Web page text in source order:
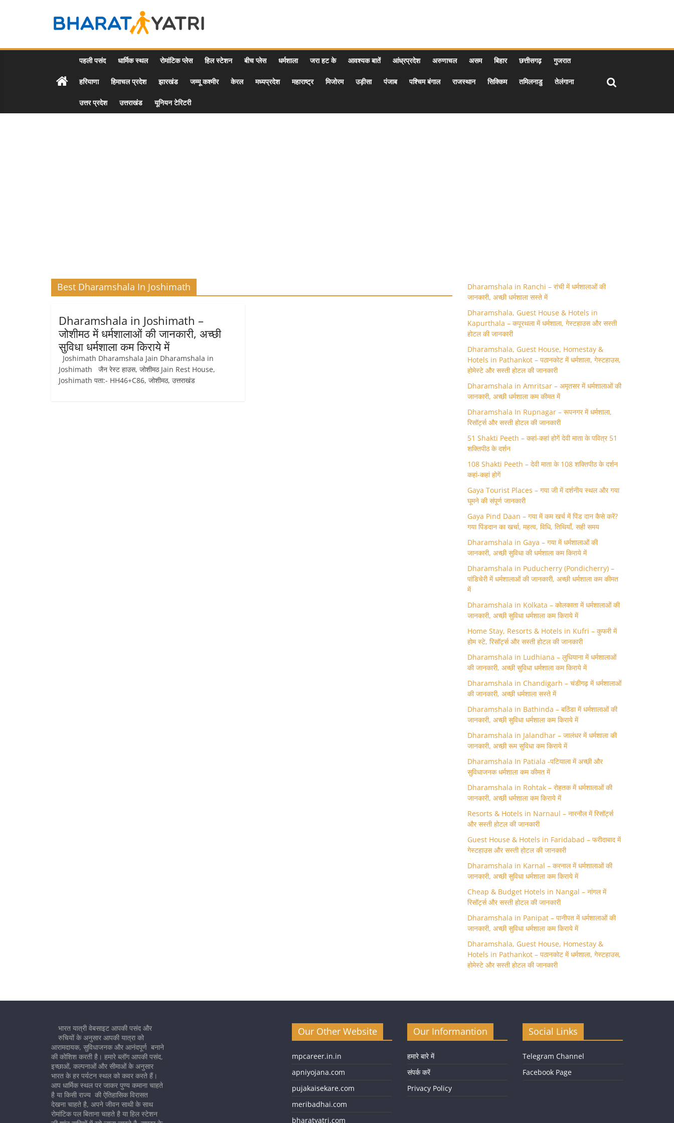
Bharat
Yatri
Tourist
पहली पसंद धार्मिक स्थल रोमांटिक प्लेस हिल स्टेशन बीच प्लेस धर्मशाला जरा हट के आवश्यक बातें आंध्रप्रदेश अरुणाचल असम बिहार छत्तीसगढ़ गुजरात
हरियाणा हिमाचल प्रदेश झारखंड जम्मू कश्मीर केरल मध्यप्रदेश महाराष्ट्र मिजोरम उड़ीसा पंजाब पश्चिम बंगाल राजस्थान सिक्किम तमिलनाडु तेलंगाना
उत्तर प्रदेश उत्तराखंड यूनियन टेरिटरी
Best Dharamshala In Joshimath
Dharamshala in Joshimath –
जोशीमठ में धर्मशालाओं की जानकारी, अच्छी
सुविधा धर्मशाला कम किराये में
Joshimath Dharamshala Jain Dharamshala in
Joshimath जैन रेस्ट हाउस, जोशीमठ Jain Rest House,
Joshimath पता:- HH46+C86, जोशीमठ, उत्तराखंड
Dharamshala in Ranchi – रांची में धर्मशालाओं की
जानकारी, अच्छी धर्मशाला सस्ते में
Dharamshala, Guest House & Hotels in
Kapurthala – कपूरथला में धर्मशाला, गेस्टहाउस और सस्ती
होटल की जानकारी
Dharamshala, Guest House, Homestay &
Hotels in Pathankot – पठानकोट में धर्मशाला, गेस्टहाउस,
होमेस्टे और सस्ती होटल की जानकारी
Dharamshala in Amritsar – अमृतसर में धर्मशालाओं की
जानकारी, अच्छी धर्मशाला कम कीमत में
Dharamshala In Rupnagar – रूपनगर में धर्मशाला,
रिसॉर्ट्स और सस्ती होटल की जानकारी
51 Shakti Peeth – कहां-कहां होगें देवी माता के पवित्र 51
शक्तिपीठ के दर्शन
108 Shakti Peeth – देवी माता के 108 शक्तिपीठ के दर्शन
कहां-कहां होगें
Gaya Tourist Places – गया जी में दर्शनीय स्थल और गया
घूमने की संपूर्ण जानकारी
Gaya Pind Daan – गया में कम खर्च में पिंड दान कैसे करें?
गया पिंडदान का खर्चा, महत्व, विधि, तिथियाँ, सही समय
Dharamshala in Gaya – गया में धर्मशालाओं की
जानकारी, अच्छी सुविधा की धर्मशाला कम किराये में
Dharamshala in Puducherry (Pondicherry) –
पांडिचेरी में धर्मशालाओं की जानकारी, अच्छी धर्मशाला कम कीमत
में
Dharamshala in Kolkata – कोलकाता में धर्मशालाओं की
जानकारी, अच्छी सुविधा धर्मशाला कम किराये में
Home Stay, Resorts & Hotels in Kufri – कुफरी में
होम स्‍टे, रिसॉर्ट्स और सस्ती होटल की जानकारी
Dharamshala in Ludhiana – लुधियाना में धर्मशालाओं
की जानकारी, अच्छी सुविधा धर्मशाला कम किराये में
Dharamshala in Chandigarh – चंडीगढ़ में धर्मशालाओं
की जानकारी, अच्छी धर्मशाला सस्ते में
Dharamshala in Bathinda – बठिंडा में धर्मशालाओं की
जानकारी, अच्छी सुविधा धर्मशाला कम किराये में
Dharamshala in Jalandhar – जालंधर में धर्मशाला की
जानकारी, अच्छी रूम सुविधा कम किराये में
Dharamshala In Patiala -पटियाला में अच्छी और
सुविधाजनक धर्मशाला कम कीमत में
Dharamshala in Rohtak – रोहतक में धर्मशालाओं की
जानकारी, अच्छी धर्मशाला कम किराये में
Resorts & Hotels in Narnaul – नारनौल में रिसॉर्ट्स
और सस्ती होटल की जानकारी
Guest House & Hotels in Faridabad – फरीदाबाद में
गेस्टहाउस और सस्ती होटल की जानकारी
Dharamshala in Karnal – करनाल में धर्मशालाओं की
जानकारी, अच्छी सुविधा धर्मशाला कम किराये में
Cheap & Budget Hotels in Nangal – नांगल में
रिसॉर्ट्स और सस्ती होटल की जानकारी
Dharamshala in Panipat – पानीपत में धर्मशालाओं की
जानकारी, अच्छी सुविधा धर्मशाला कम किराये में
Dharamshala, Guest House, Homestay &
Hotels in Pathankot – पठानकोट में धर्मशाला, गेस्टहाउस,
होमेस्टे और सस्ती होटल की जानकारी
भारत यात्री वेबसाइट आपकी पसंद और
रुचियों के अनुसार आपकी यात्रा को
आरामदायक, सुविधाजनक और आनंदपूर्ण बनाने
की कोशिश करती है। हमारे ब्लॉग आपकी पसंद,
इच्छाओं, कल्पनाओं और सीमाओं के अनुसार
भारत के हर पर्यटन स्थल को कवर करते हैं।
आप धार्मिक स्थल पर जाकर पुण्य कमाना चाहते
है या किसी राज्य की ऐतिहासिक विरासत
देखना चाहते है, अपने जीवन साथी के साथ
रोमांटिक पल बिताना चाहते है या हिल स्टेशन
Our Other Website
mpcareer.in.in
apniyojana.com
pujakaisekare.com
meribadhai.com
bharatyatri.com
Our Informantion
हमारे बारे में
संपर्क करें
Privacy Policy
Social Links
Telegram Channel
Facebook Page